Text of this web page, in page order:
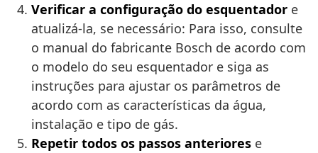
Verificar a configuração do esquentador e
atualizá-la, se necessário: Para isso, consulte
o manual do fabricante Bosch de acordo com
o modelo do seu esquentador e siga as
instruções para ajustar os parâmetros de
acordo com as características da água,
instalação e tipo de gás.
Repetir todos os passos anteriores e